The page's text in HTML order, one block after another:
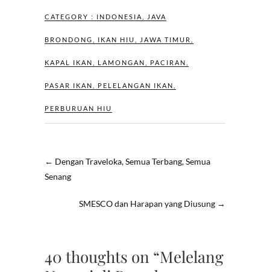
CATEGORY : INDONESIA JAVA
BRONDONG IKAN HIU JAWA TIMUR
KAPAL IKAN LAMONGAN PACIRAN
PASAR IKAN PELELANGAN IKAN
PERBURUAN HIU
← Dengan Traveloka, Semua Terbang, Semua
Senang
SMESCO dan Harapan yang Diusung →
40 thoughts on “Melelang